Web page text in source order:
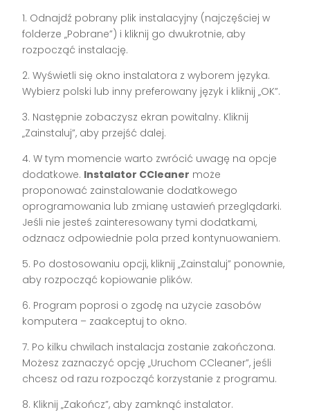
1. Odnajdź pobrany plik instalacyjny (najczęściej w
folderze „Pobrane”) i kliknij go dwukrotnie, aby
rozpocząć instalację.
2. Wyświetli się okno instalatora z wyborem języka.
Wybierz polski lub inny preferowany język i kliknij „OK”.
3. Następnie zobaczysz ekran powitalny. Kliknij
„Zainstaluj”, aby przejść dalej.
4. W tym momencie warto zwrócić uwagę na opcje
dodatkowe. Instalator CCleaner może
proponować zainstalowanie dodatkowego
oprogramowania lub zmianę ustawień przeglądarki.
Jeśli nie jesteś zainteresowany tymi dodatkami,
odznacz odpowiednie pola przed kontynuowaniem.
5. Po dostosowaniu opcji, kliknij „Zainstaluj” ponownie,
aby rozpocząć kopiowanie plików.
6. Program poprosi o zgodę na użycie zasobów
komputera – zaakceptuj to okno.
7. Po kilku chwilach instalacja zostanie zakończona.
Możesz zaznaczyć opcję „Uruchom CCleaner”, jeśli
chcesz od razu rozpocząć korzystanie z programu.
8. Kliknij „Zakończ”, aby zamknąć instalator.